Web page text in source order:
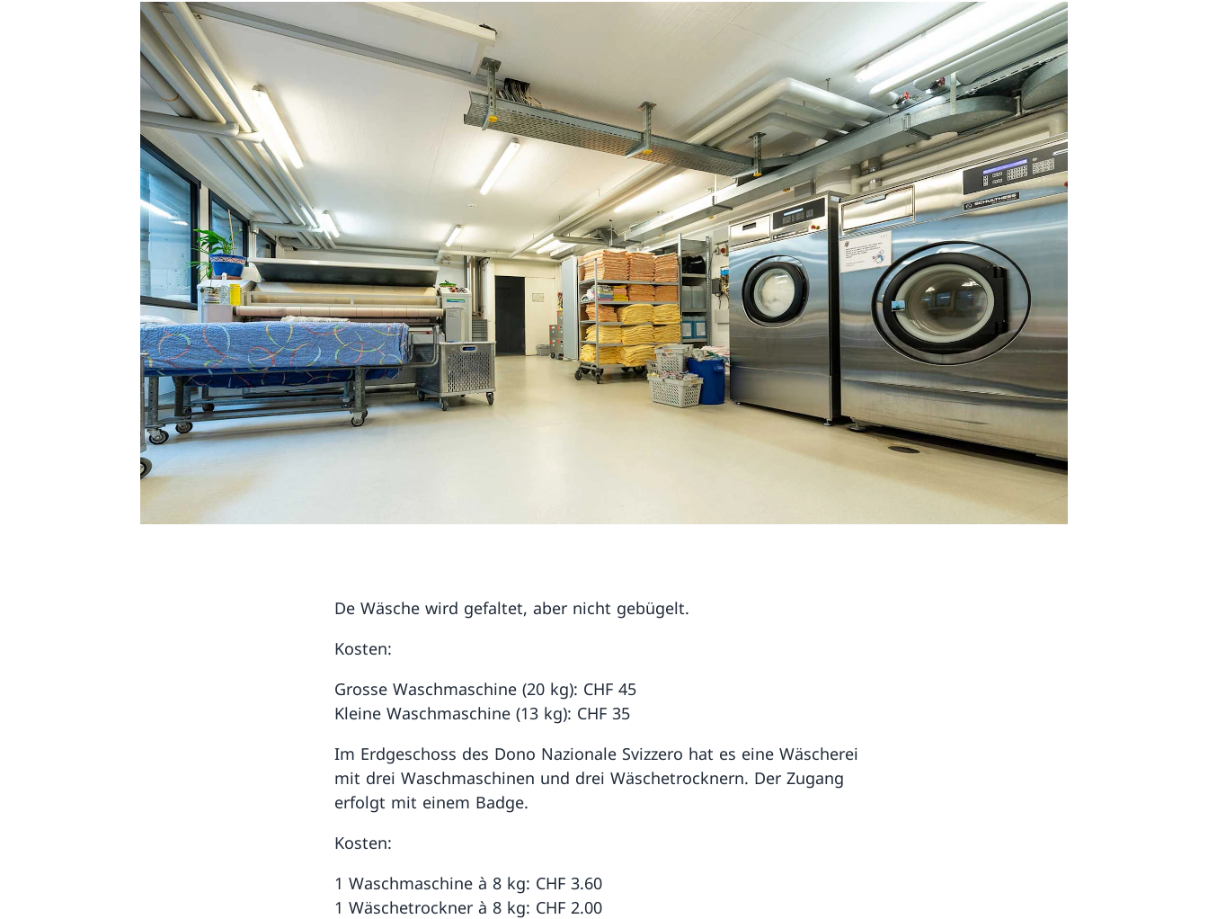
De Wäsche wird gefaltet, aber nicht gebügelt.
Kosten:
Grosse Waschmaschine (20 kg): CHF 45
Kleine Waschmaschine (13 kg): CHF 35
Im Erdgeschoss des Dono Nazionale Svizzero hat es eine Wäscherei
mit drei Waschmaschinen und drei Wäschetrocknern. Der Zugang
erfolgt mit einem Badge.
Kosten:
1 Waschmaschine à 8 kg: CHF 3.60
1 Wäschetrockner à 8 kg: CHF 2.00